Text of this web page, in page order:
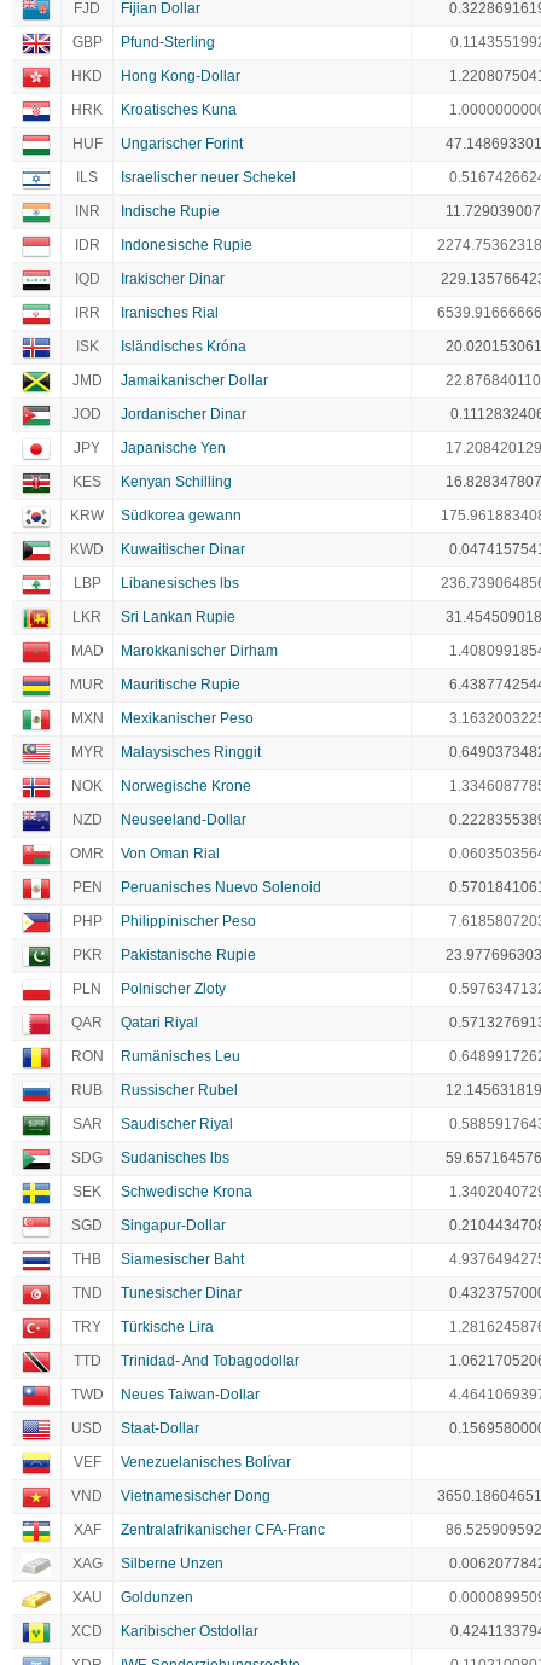
FJD
Fijian Dollar
GBP
Pfund-Sterling
HKD
Hong Kong-Dollar
HRK
Kroatisches Kuna
HUF
Ungarischer Forint
ILS
Israelischer neuer Schekel
INR
Indische Rupie
IDR
Indonesische Rupie
IQD
Irakischer Dinar
IRR
Iranisches Rial
ISK
Isländisches Króna
JMD
Jamaikanischer Dollar
JOD
Jordanischer Dinar
JPY
Japanische Yen
KES
Kenyan Schilling
KRW
Südkorea gewann
KWD
Kuwaitischer Dinar
LBP
Libanesisches lbs
LKR
Sri Lankan Rupie
MAD
Marokkanischer Dirham
MUR
Mauritische Rupie
MXN
Mexikanischer Peso
MYR
Malaysisches Ringgit
NOK
Norwegische Krone
NZD
Neuseeland-Dollar
OMR
Von Oman Rial
PEN
Peruanisches Nuevo Solenoid
PHP
Philippinischer Peso
PKR
Pakistanische Rupie
PLN
Polnischer Zloty
QAR
Qatari Riyal
RON
Rumänisches Leu
RUB
Russischer Rubel
SAR
Saudischer Riyal
SDG
Sudanisches lbs
SEK
Schwedische Krona
SGD
Singapur-Dollar
THB
Siamesischer Baht
TND
Tunesischer Dinar
TRY
Türkische Lira
TTD
Trinidad- And Tobagodollar
TWD
Neues Taiwan-Dollar
USD
Staat-Dollar
VEF
Venezuelanisches Bolívar
VND
Vietnamesischer Dong
XAF
Zentralafrikanischer CFA-Franc
XAG
Silberne Unzen
XAU
Goldunzen
XCD
Karibischer Ostdollar